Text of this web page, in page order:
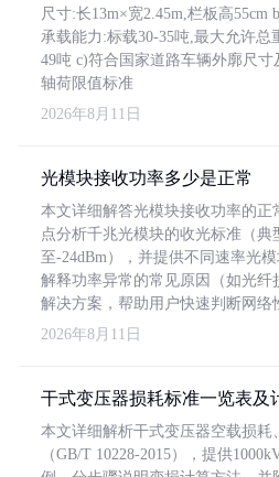
尺寸:长13m×宽2.45m,栏板高55cm
承载能力:标载30-35吨,最大允许总
49吨 c)符合国家道路车辆外廓尺寸
轴荷限值标准
2026年8月11日
光模块接收功率多少是正常
本文详细解答光模块接收功率的正
点分析千兆光模块的收光标准（典
至-24dBm），并提供不同速率光
解释功率异常的常见原因（如光纤
解决方案，帮助用户快速判断网络
2026年8月11日
干式变压器损耗标准一览表及
本文详细解析干式变压器空载损耗
（GB/T 10228-2015），提供